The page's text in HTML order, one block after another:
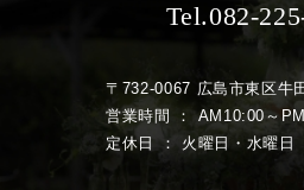
Tel.082-
〒732-0067 広島市東区牛
営業時間 ： AM10:00～
定休日 ： 火曜日・水曜日